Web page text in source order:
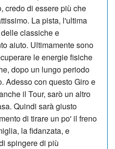
credo di essere più che
La pista, l'ultima
classiche e
aiuto. Ultimamente sono
le energie fisiche
dopo un lungo periodo
Adesso con questo Giro e
il Tour, sarò un altro
Quindi sarà giusto
di tirare un po' il freno
la fidanzata, e
spingere di più